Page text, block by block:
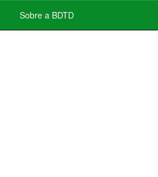
Sobre a BDTD